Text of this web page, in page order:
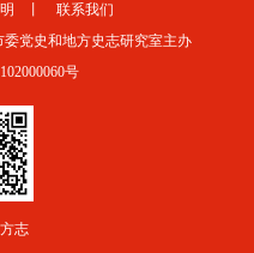
联系我们
委党史和地方史志研究室主办
号
志